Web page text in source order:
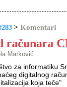
> Komentari
računara
Marković
za informatiku
digitalnog
koja teče"